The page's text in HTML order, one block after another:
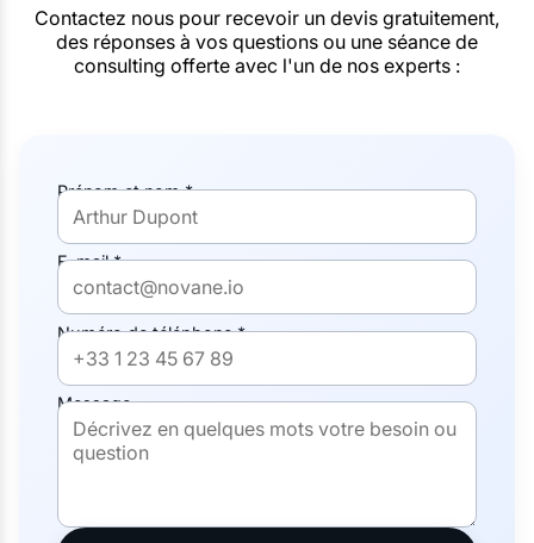
Contactez nous pour recevoir un devis gratuitement,
des réponses à vos questions ou une séance de
consulting offerte avec l'un de nos experts :
Prénom et nom *
E-mail *
Numéro de téléphone *
Message